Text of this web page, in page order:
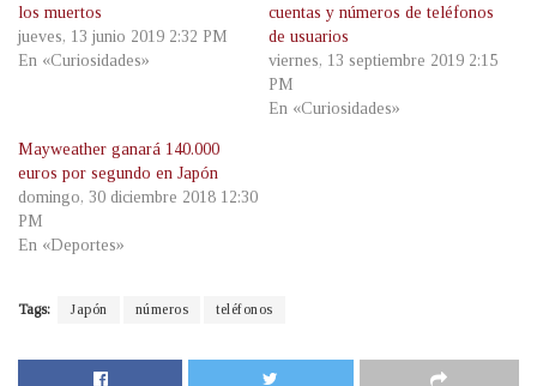
los muertos
jueves, 13 junio 2019 2:32 PM
En «Curiosidades»
cuentas y números de teléfonos
de usuarios
viernes, 13 septiembre 2019 2:15
PM
En «Curiosidades»
Mayweather ganará 140.000
euros por segundo en Japón
domingo, 30 diciembre 2018 12:30
PM
En «Deportes»
Tags: Japón números teléfonos